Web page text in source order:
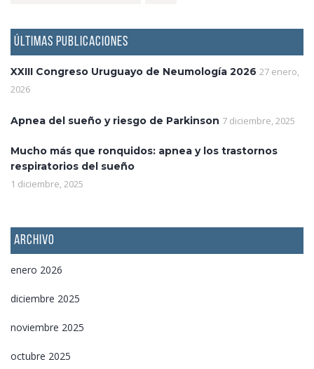
ÚLTIMAS PUBLICACIONES
XXIII Congreso Uruguayo de Neumología 2026 27 enero,
2026
Apnea del sueño y riesgo de Parkinson 7 diciembre, 2025
Mucho más que ronquidos: apnea y los trastornos
respiratorios del sueño
1 diciembre, 2025
ARCHIVO
enero 2026
diciembre 2025
noviembre 2025
octubre 2025